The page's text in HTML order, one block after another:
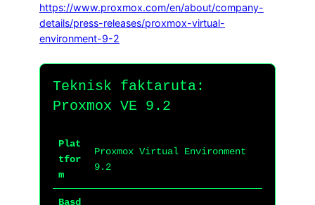
https://www.proxmox.com/en/about/company-
details/press-releases/proxmox-virtual-
environment-9-2
Teknisk faktaruta:
Proxmox VE 9.2
Plat
tfor
m
Proxmox Virtual Environment
9.2
Basd